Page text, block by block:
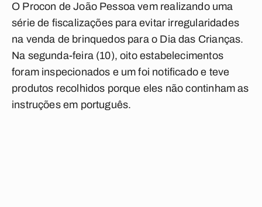
O Procon de João Pessoa vem realizando uma
série de fiscalizações para evitar irregularidades
na venda de brinquedos para o Dia das Crianças.
Na segunda-feira (10), oito estabelecimentos
foram inspecionados e um foi notificado e teve
produtos recolhidos porque eles não continham as
instruções em português.